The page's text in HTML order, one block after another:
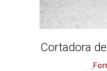
Cortadora